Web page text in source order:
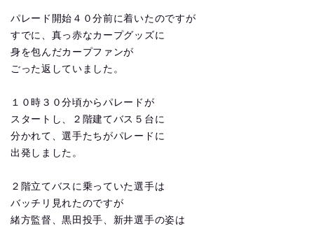
パレード開始４０分前に着いたのですが
すでに、真っ赤なカープグッズに
身を包んだカープファンが
ごった返していました。
１０時３０分頃からパレードが
スタートし、２階建てバス５台に
分かれて、選手たちがパレードに
出発しました。
２階立てバスに乗っていた選手は
バッチリ見れたのですが
緒方監督、黒田投手、新井選手の姿は